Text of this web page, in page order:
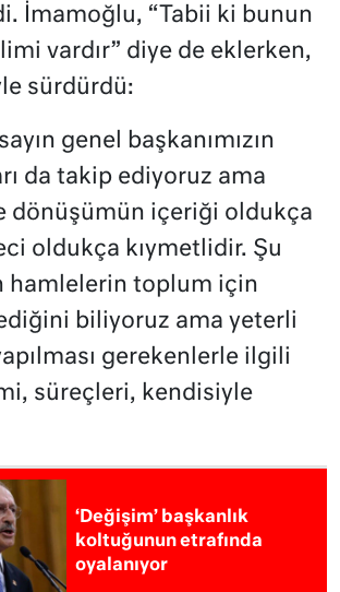
İmamoğlu, “Tabii ki bunun
vardır” diye de eklerken,
sürdürdü:
genel başkanımızın
da takip ediyoruz ama
dönüşümün içeriği oldukça
oldukça kıymetlidir. Şu
hamlelerin toplum için
biliyoruz ama yeterli
gerekenlerle ilgili
süreçleri, kendisiyle
‘Değişim’ başkanlık
koltuğunun etrafında
oyalanıyor